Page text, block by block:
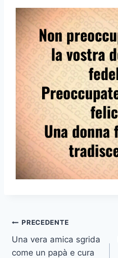
Navigazione
articoli
PRECEDENTE
Una vera amica sgrida
come un papà e cura